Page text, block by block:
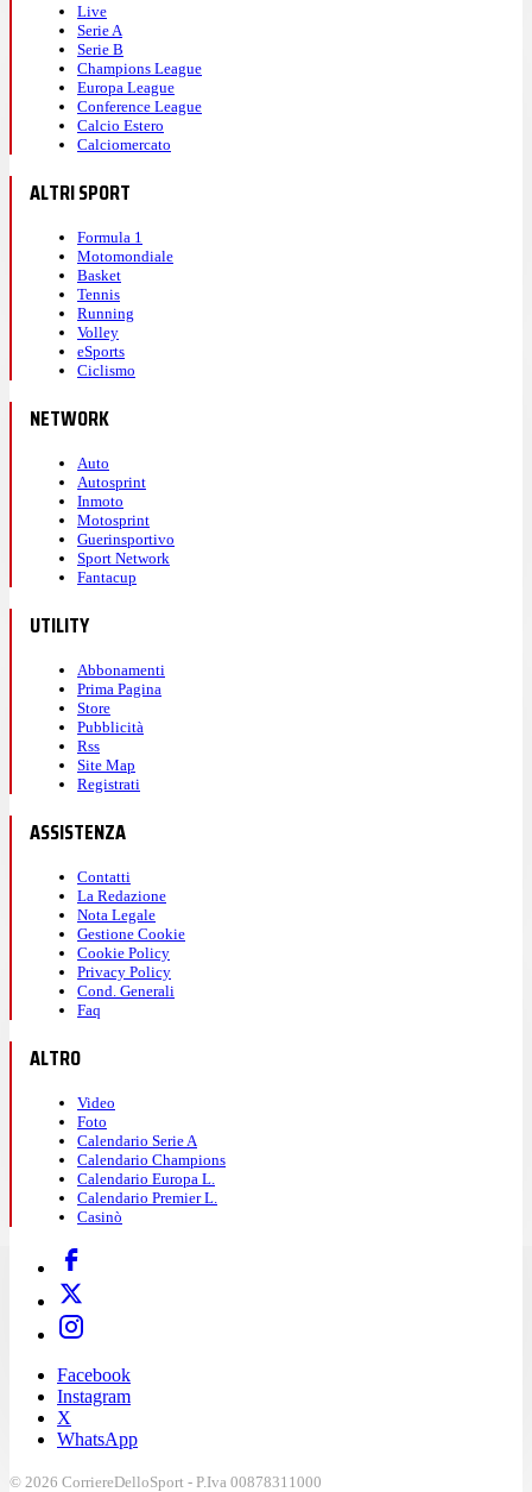
Live
Serie A
Serie B
Champions League
Europa League
Conference League
Calcio Estero
Calciomercato
ALTRI SPORT
Formula 1
Motomondiale
Basket
Tennis
Running
Volley
eSports
Ciclismo
NETWORK
Auto
Autosprint
Inmoto
Motosprint
Guerinsportivo
Sport Network
Fantacup
UTILITY
Abbonamenti
Prima Pagina
Store
Pubblicità
Rss
Site Map
Registrati
ASSISTENZA
Contatti
La Redazione
Nota Legale
Gestione Cookie
Cookie Policy
Privacy Policy
Cond. Generali
Faq
ALTRO
Video
Foto
Calendario Serie A
Calendario Champions
Calendario Europa L.
Calendario Premier L.
Casinò
Facebook
Instagram
X
WhatsApp
© 2026 CorriereDelloSport - P.Iva 00878311000